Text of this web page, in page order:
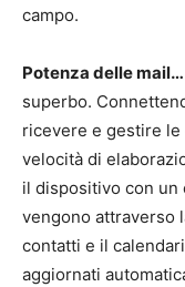
campo.
Potenza delle mail…
superbo.
ricevere e gestire
velocità di
il dispositivo con un
vengono attraverso
contatti e il
aggiornati